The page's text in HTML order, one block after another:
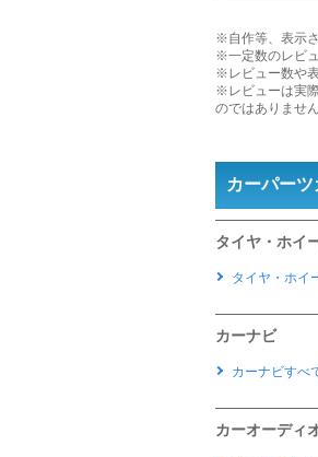
※自作等、表示
※一定数のレビ
※レビュー数や
※レビューは実
のではありませ
カーパー
タイヤ・ホイ
タイヤ・ホイ
カーナビ
カーナビすべ
カーオーディ